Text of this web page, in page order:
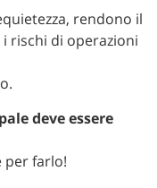
rendono il
rischi di operazioni
deve essere
per farlo!